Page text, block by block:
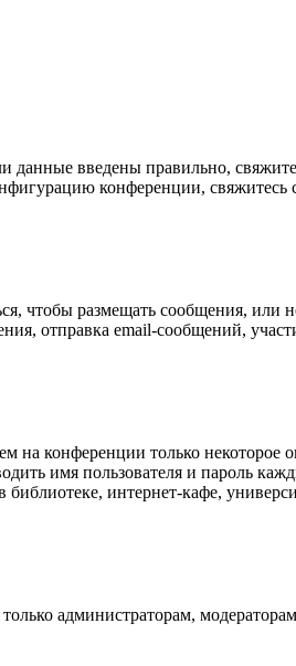
данные введены правильно,
конференции, свяжитесь
чтобы размещать сообщения, или
отправка email-сообщений,
на конференции только некоторое
имя пользователя и пароль
интернет-кафе,
администраторам,